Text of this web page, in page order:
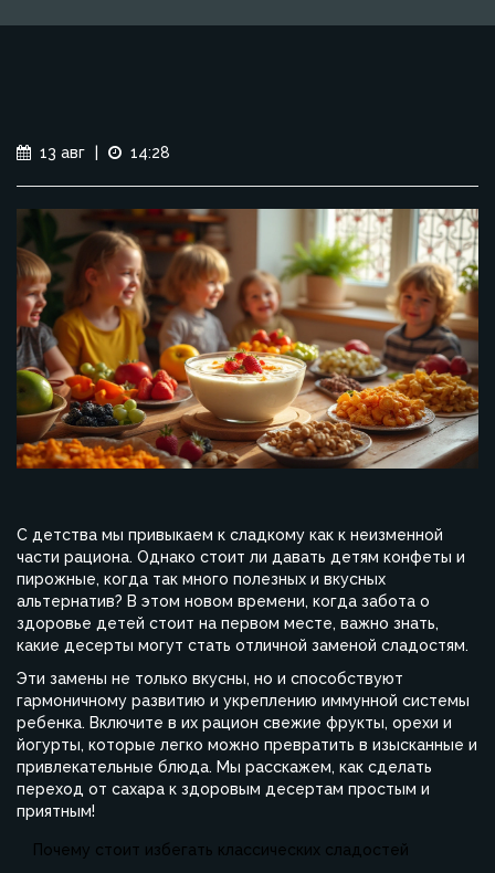
13 авг 14:28
С детства мы привыкаем к сладкому как к неизменной
части рациона. Однако стоит ли давать детям конфеты и
пирожные, когда так много полезных и вкусных
альтернатив? В этом новом времени, когда забота о
здоровье детей стоит на первом месте, важно знать,
какие десерты могут стать отличной заменой сладостям.
Эти замены не только вкусны, но и способствуют
гармоничному развитию и укреплению иммунной системы
ребенка. Включите в их рацион свежие фрукты, орехи и
йогурты, которые легко можно превратить в изысканные и
привлекательные блюда. Мы расскажем, как сделать
переход от сахара к здоровым десертам простым и
приятным!
Почему стоит избегать классических сладостей